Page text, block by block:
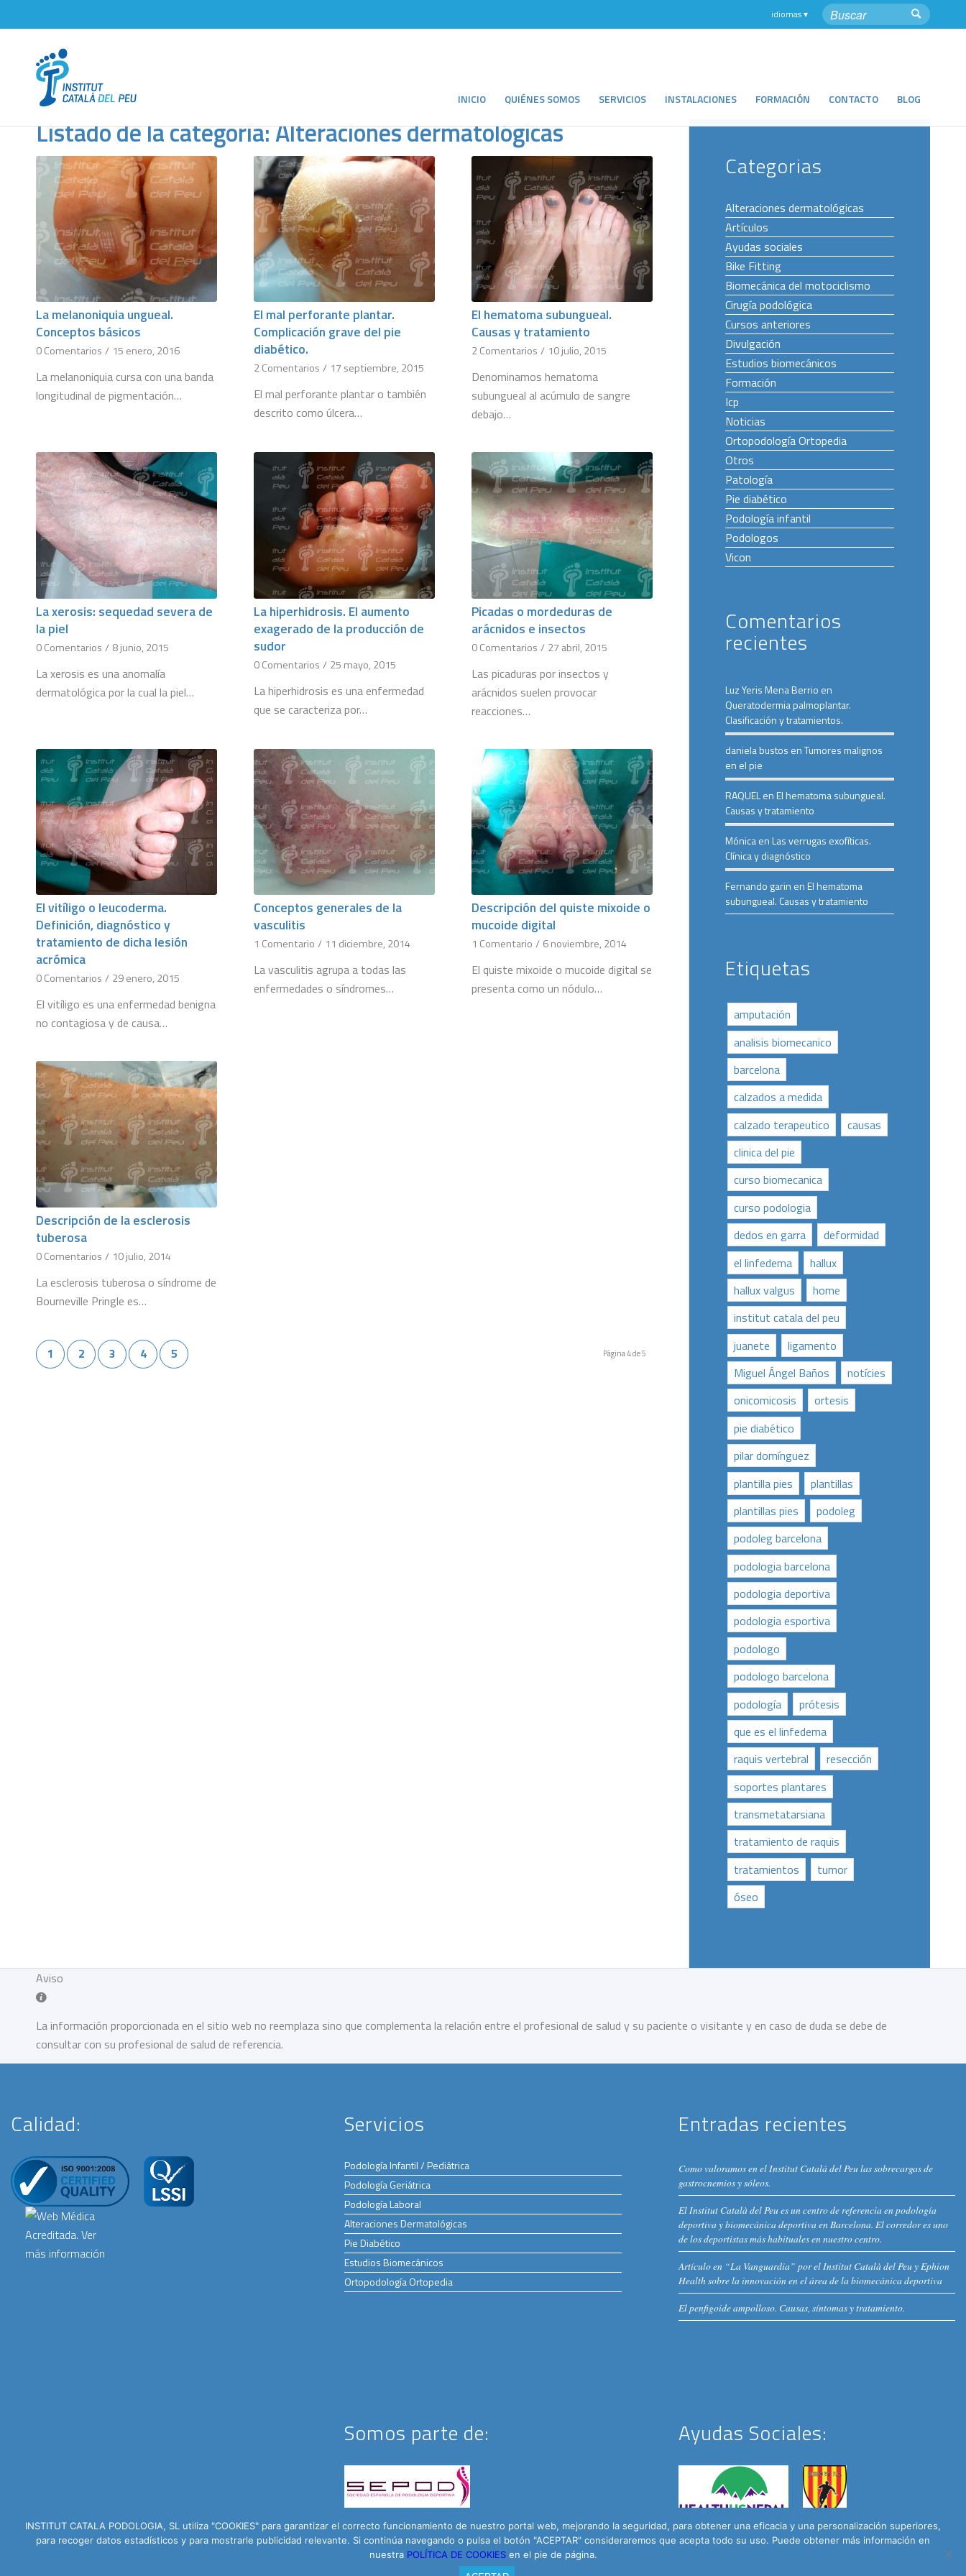
INICIO QUIÉNES SOMOS SERVICIOS INSTALACIONES FORMACIÓN CONTACTO BLOG
Listado de la categoría: Alteraciones dermatológicas
La melanoniquia ungueal.
Conceptos básicos
0 Comentarios / 15 enero, 2016
La melanoniquia cursa con una banda
longitudinal de pigmentación…
El mal perforante plantar.
Complicación grave del pie
diabético.
2 Comentarios / 17 septiembre, 2015
El mal perforante plantar o también
descrito como úlcera…
El hematoma subungueal.
Causas y tratamiento
2 Comentarios / 10 julio, 2015
Denominamos hematoma
subungueal al acúmulo de sangre
debajo…
La xerosis: sequedad severa de
la piel
0 Comentarios / 8 junio, 2015
La xerosis es una anomalía
dermatológica por la cual la piel…
La hiperhidrosis. El aumento
exagerado de la producción de
sudor
0 Comentarios / 25 mayo, 2015
La hiperhidrosis es una enfermedad
que se caracteriza por…
Picadas o mordeduras de
arácnidos e insectos
0 Comentarios / 27 abril, 2015
Las picaduras por insectos y
arácnidos suelen provocar
reacciones…
El vitíligo o leucoderma.
Definición, diagnóstico y
tratamiento de dicha lesión
acrómica
0 Comentarios / 29 enero, 2015
El vitíligo es una enfermedad benigna
no contagiosa y de causa…
Conceptos generales de la
vasculitis
1 Comentario / 11 diciembre, 2014
La vasculitis agrupa a todas las
enfermedades o síndromes…
Descripción del quiste mixoide o
mucoide digital
1 Comentario / 6 noviembre, 2014
El quiste mixoide o mucoide digital se
presenta como un nódulo…
Descripción de la esclerosis
tuberosa
0 Comentarios / 10 julio, 2014
La esclerosis tuberosa o síndrome de
Bourneville Pringle es…
Página 4 de 5
1 2 3 4 5
Categorias
Alteraciones dermatológicas
Artículos
Ayudas sociales
Bike Fitting
Biomecánica del motociclismo
Cirugía podológica
Cursos anteriores
Divulgación
Estudios biomecánicos
Formación
Icp
Noticias
Ortopodología Ortopedia
Otros
Patología
Pie diabético
Podología infantil
Podologos
Vicon
Comentarios
recientes
Luz Yeris Mena Berrio en
Queratodermia palmoplantar.
Clasificación y tratamientos.
daniela bustos enTumores malignos
en el pie
RAQUELenEl hematoma subungueal.
Causas y tratamiento
MónicaenLas verrugas exofíticas.
Clínica y diagnóstico
Fernando garin enEl hematoma
subungueal. Causas y tratamiento
Etiquetas
amputación
analisis biomecanico
barcelona
calzados a medida
calzado terapeutico
causas
clinica del pie
curso biomecanica
curso podologia
dedos en garra
deformidad
el linfedema
hallux
hallux valgus
home
institut catala del peu
juanete
ligamento
Miguel Ángel Baños
notícies
onicomicosis
ortesis
pie diabético
pilar domínguez
plantilla pies
plantillas
plantillas pies
podoleg
podoleg barcelona
podologia barcelona
podologia deportiva
podologia esportiva
podologo
podologo barcelona
podología
prótesis
que es el linfedema
raquis vertebral
resección
soportes plantares
transmetatarsiana
tratamiento de raquis
tratamientos
tumor
óseo
Aviso
La información proporcionada en el sitio web no reemplaza sino que complementa la relación entre el profesional de salud y su paciente o visitante y en caso de duda se debe de
consultar con su profesional de salud de referencia.
Calidad: Servicios
Podología Infantil / Pediátrica
Podología Geriátrica
Podología Laboral
Alteraciones Dermatológicas
Pie Diabético
Estudios Biomecánicos
Ortopodología Ortopedia
Somos parte de:
Entradas recientes
Como valoramos en el Institut Catalá del Peu las sobrecargas de
gastrocnemios y sóleos.
El Institut Català del Peu es un centro de referencia en podología
deportiva y biomecánica deportiva en Barcelona. El corredor es uno
de los deportistas más habituales en nuestro centro.
Artículo en “La Vanguardia” por el Institut Català del Peu y Ephion
Health sobre la innovación en el área de la biomecánica deportiva
El penfigoide ampolloso. Causas, síntomas y tratamiento.
Ayudas Sociales:
INSTITUT CATALA PODOLOGIA, SL utiliza "COOKIES" para garantizar el correcto funcionamiento de nuestro portal web, mejorando la seguridad, para obtener una eficacia y una personalización superiores,
para recoger datos estadísticos y para mostrarle publicidad relevante. Si continúa navegando o pulsa el botón "ACEPTAR" consideraremos que acepta todo su uso. Puede obtener más información en
nuestra POLÍTICA DE COOKIES en el pie de página.